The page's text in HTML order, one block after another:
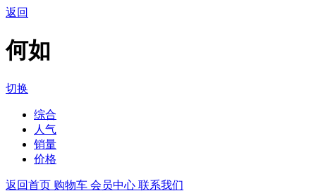
返回
何如
切换
综合
人气
销量
价格
返回首页 购物车 会员中心 联系我们